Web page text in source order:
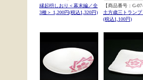
縁起枡しおり＜幕末編／全
3種＞ 1,200円(税込1,320円)
【商品番号：G-
土方歳三トランプ
(税込1,100円)